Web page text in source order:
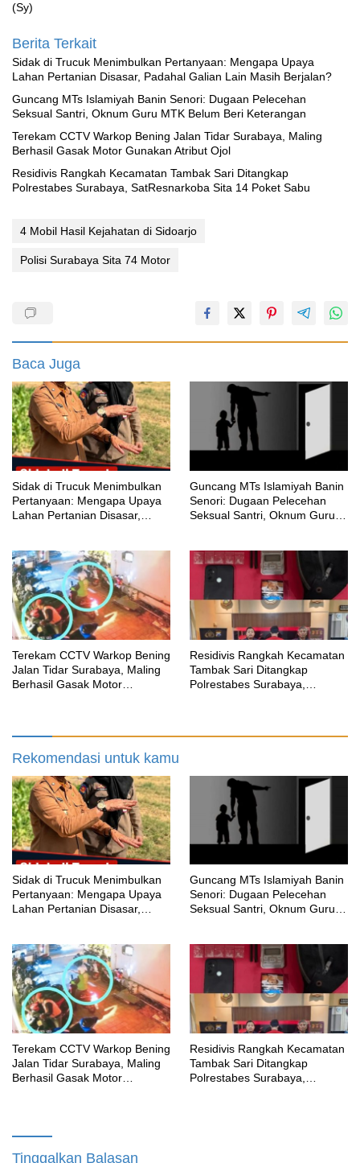
(Sy)
Berita Terkait
‎Sidak di Trucuk Menimbulkan Pertanyaan: Mengapa Upaya
Lahan Pertanian Disasar, Padahal Galian Lain Masih Berjalan?
Guncang MTs Islamiyah Banin Senori: Dugaan Pelecehan
Seksual Santri, Oknum Guru MTK Belum Beri Keterangan
Terekam CCTV Warkop Bening Jalan Tidar Surabaya, Maling
Berhasil Gasak Motor Gunakan Atribut Ojol
Residivis Rangkah Kecamatan Tambak Sari Ditangkap
Polrestabes Surabaya, SatResnarkoba Sita 14 Poket Sabu
4 Mobil Hasil Kejahatan di Sidoarjo
Polisi Surabaya Sita 74 Motor
Baca Juga
‎Sidak di Trucuk Menimbulkan
Pertanyaan: Mengapa Upaya
Lahan Pertanian Disasar,
Guncang MTs Islamiyah Banin
Senori: Dugaan Pelecehan
Seksual Santri, Oknum Guru
Terekam CCTV Warkop Bening
Jalan Tidar Surabaya, Maling
Berhasil Gasak Motor
Residivis Rangkah Kecamatan
Tambak Sari Ditangkap
Polrestabes Surabaya,
Rekomendasi untuk kamu
‎Sidak di Trucuk Menimbulkan
Pertanyaan: Mengapa Upaya
Lahan Pertanian Disasar,
Guncang MTs Islamiyah Banin
Senori: Dugaan Pelecehan
Seksual Santri, Oknum Guru
Terekam CCTV Warkop Bening
Jalan Tidar Surabaya, Maling
Berhasil Gasak Motor
Residivis Rangkah Kecamatan
Tambak Sari Ditangkap
Polrestabes Surabaya,
Tinggalkan Balasan